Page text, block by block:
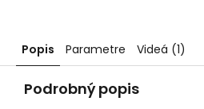
Popis Parametre Videá (1)
Podrobný popis